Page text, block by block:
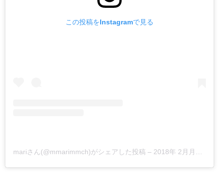
この投稿をInstagramで見る
mariさん(@mmarimmch)がシェアした投稿 – 2018年 2月月14日午前2時59分PST